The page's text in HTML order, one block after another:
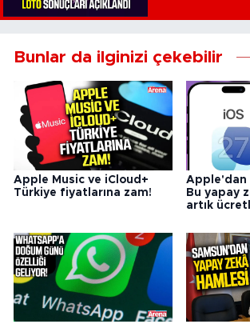
Bunlar da ilginizi çekebilir
Apple Music ve iCloud+
Türkiye fiyatlarına zam!
Apple'dan
Bu yapay
artık